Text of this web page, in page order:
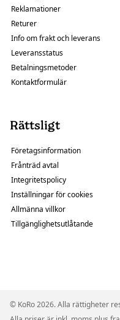
Reklamationer
Returer
Info om frakt och leverans
Leveransstatus
Betalningsmetoder
Kontaktformulär
Rättsligt
Företagsinformation
Frånträd avtal
Integritetspolicy
Inställningar för cookies
Allmänna villkor
Tillgänglighetsutlåtande
© KoRo 2026. Alla rättigheter